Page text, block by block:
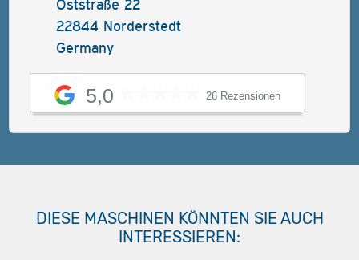
Oststraße 22
22844 Norderstedt
Germany
5,0 26 Rezensionen
DIESE MASCHINEN KÖNNTEN SIE AUCH
INTERESSIEREN: